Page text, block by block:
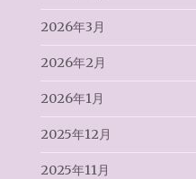
2026年3月
2026年2月
2026年1月
2025年12月
2025年11月